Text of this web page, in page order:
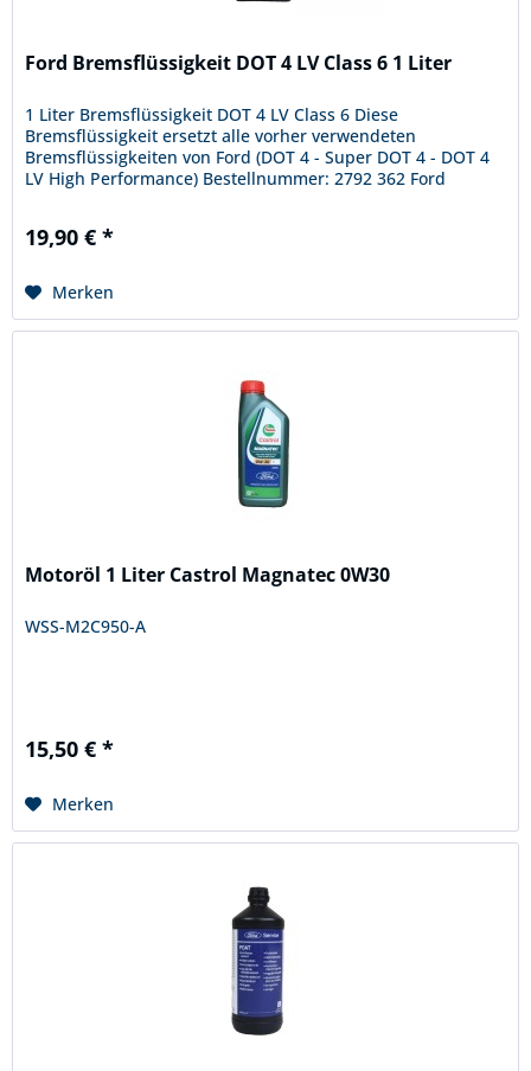
Ford Bremsflüssigkeit DOT 4 LV Class 6 1 Liter
1 Liter Bremsflüssigkeit DOT 4 LV Class 6 Diese
Bremsflüssigkeit ersetzt alle vorher verwendeten
Bremsflüssigkeiten von Ford (DOT 4 - Super DOT 4 - DOT 4
LV High Performance) Bestellnummer: 2792 362 Ford
19,90 € *
Merken
Motoröl 1 Liter Castrol Magnatec 0W30
WSS-M2C950-A
15,50 € *
Merken